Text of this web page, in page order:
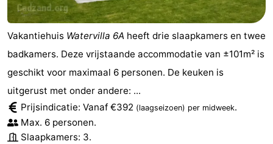
Vakantiehuis Watervilla 6A heeft drie slaapkamers en twee
badkamers. Deze vrijstaande accommodatie van ±101m² is
geschikt voor maximaal 6 personen. De keuken is
uitgerust met onder andere: ...
Prijsindicatie: Vanaf €392 (laagseizoen) per midweek.
Max. 6 personen.
Slaapkamers: 3.